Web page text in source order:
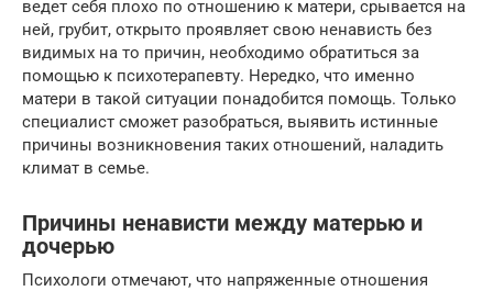
ведет себя плохо по отношению к матери, срывается на
ней, грубит, открыто проявляет свою ненависть без
видимых на то причин, необходимо обратиться за
помощью к психотерапевту. Нередко, что именно
матери в такой ситуации понадобится помощь. Только
специалист сможет разобраться, выявить истинные
причины возникновения таких отношений, наладить
климат в семье.
Причины ненависти между матерью и
дочерью
Психологи отмечают, что напряженные отношения